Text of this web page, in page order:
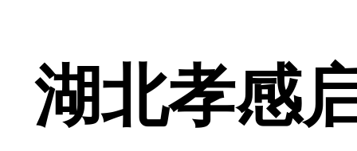
湖北孝感